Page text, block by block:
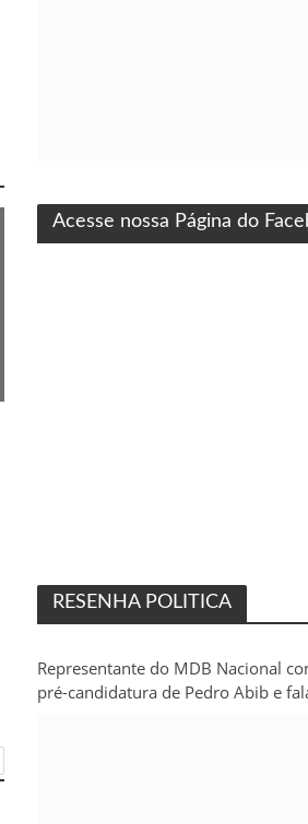
Acesse nossa Página do
RESENHA POLITICA
Representante do MDB Nacional
pré-candidatura de Pedro Abib e